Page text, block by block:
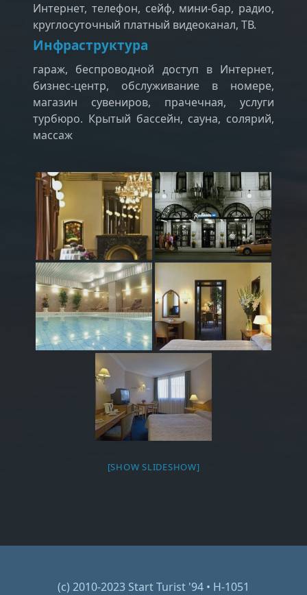
Интернет, телефон, сейф, мини-бар, радио,
круглосуточный платный видеоканал, ТВ.
Инфраструктура
гараж, беспроводной доступ в Интернет,
бизнес-центр, обслуживание в номере,
магазин сувениров, прачечная, услуги
турбюро. Крытый бассейн, сауна, солярий,
массаж
[SHOW SLIDESHOW]
(c) 2010-2023 Start Turist '94 • H-1051